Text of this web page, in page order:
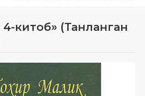
китоб» (Танланган